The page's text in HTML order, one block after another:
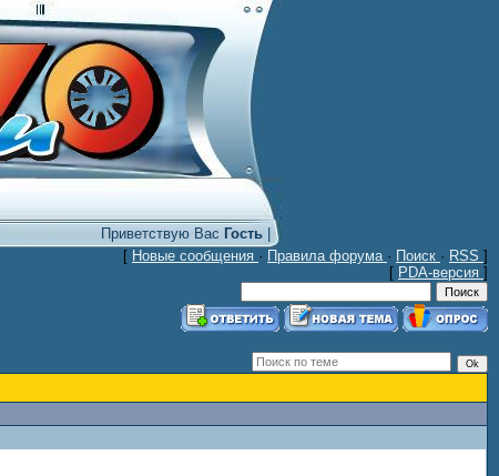
Приветствую Вас Гость|
[ Новые сообщения · Правила форума · Поиск · RSS ]
[ PDA-версия ]